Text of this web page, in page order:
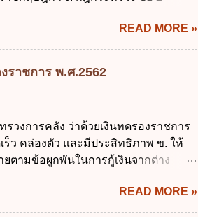
คคล พ.ศ. 2562 ก. หน่วยงานของรัฐทุก
วามบันเทิงและนันทนาการ ง. ถูกทุกข้อ
ข้อมูลส่วนบุคคล พ.ศ. 2562 ใช้บังคับ
คลซึ่งมีอำนาจหน้าที่ตัดสินใจเกี่ยวกับ
ลส่วนบุคคล ค. พนักงานเจ้าหน้าที่ ง.
งานเจ้าหน้าที่ตามพระราชบัญญัติ
ฐมนตรี ข. รัฐมนตรีว่าการกระทรวง
READ MORE »
ราชการ พ.ศ.2562
วงการคลัง ว่าด้วยเงินทดรองราชการ
ร็ว คล่องตัว และมีประสิทธิภาพ ข. ให้
ตามข้อผูกพันในการกู้เงินจากต่าง
ป็นเร่งด่วนที่ไม่สามารถรอการเบิกเงิน
รคลัง ว่าด้วยเงินทดรองราชการ พ.ศ.
READ MORE »